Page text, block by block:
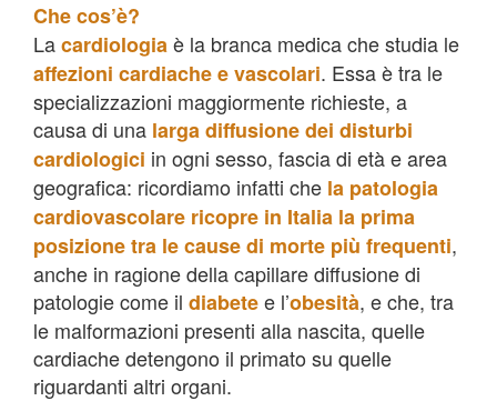
Che cos’è?
Lacardiologiaè la branca medica che studia le
affezioni cardiache e vascolari. Essa è tra le
specializzazioni maggiormente richieste, a
causa di una larga diffusione dei disturbi
cardiologici in ogni sesso, fascia di età e area
geografica: ricordiamo infatti che la patologia
cardiovascolare ricopre in Italia la prima
posizione tra le cause di morte più frequenti,
anche in ragione della capillare diffusione di
patologie come il diabetee l’obesità, e che, tra
le malformazioni presenti alla nascita, quelle
cardiache detengono il primato su quelle
riguardanti altri organi.